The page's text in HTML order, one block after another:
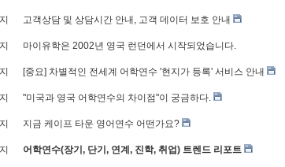
고객상담 및 상담시간 안내, 고객 데이터 보호 안내
마이유학은 2002년 영국 런던에서 시작되었습니다.
[중요] 차별적인 전세계 어학연수 '현지가 등록' 서비스 안내
"미국과 영국 어학연수의 차이점"이 궁금하다.
지금 케이프 타운 영어연수 어떤가요?
어학연수(장기, 단기, 연계, 진학, 취업) 트렌드 리포트